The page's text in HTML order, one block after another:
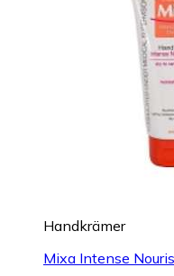
Handkrämer
Mixa Intense